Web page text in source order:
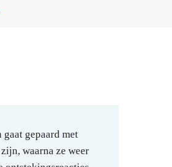
gepaard met
waarna ze weer